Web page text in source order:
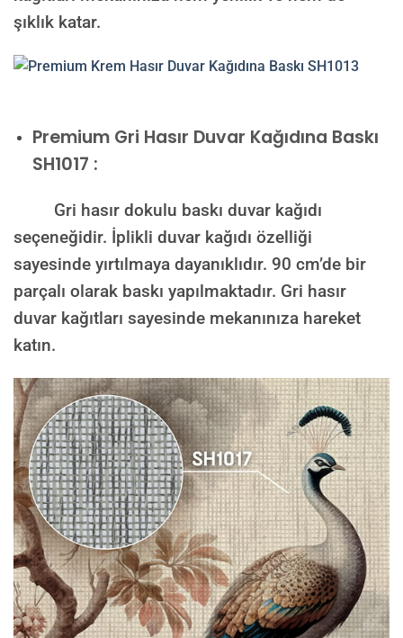
şıklık katar.
Premium Gri Hasır Duvar Kağıdına Baskı
SH1017 :
Gri hasır dokulu baskı duvar kağıdı
seçeneğidir. İplikli duvar kağıdı özelliği
sayesinde yırtılmaya dayanıklıdır. 90 cm’de bir
parçalı olarak baskı yapılmaktadır. Gri hasır
duvar kağıtları sayesinde mekanınıza hareket
katın.